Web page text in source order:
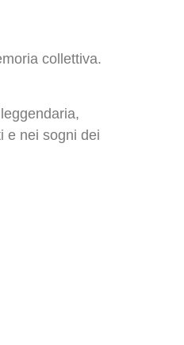
collettiva.
e nei sogni dei